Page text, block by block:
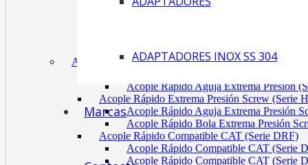
ADAPTADORES INOX SS 304
Marcas
ACÓPLES RÁPIDOS
Acople Rápido Aguja Extrema Presión
Acople Rápido Extrema Presión Screw (Serie
Acople Rápido Aguja Extrema Presión
Acople Rápido Bola Extrema Presión
Acople Rápido Compatible CAT (Serie DRF)
Acople Rápido Compatible CAT (Serie
Acople Rápido Compatible CAT (Serie